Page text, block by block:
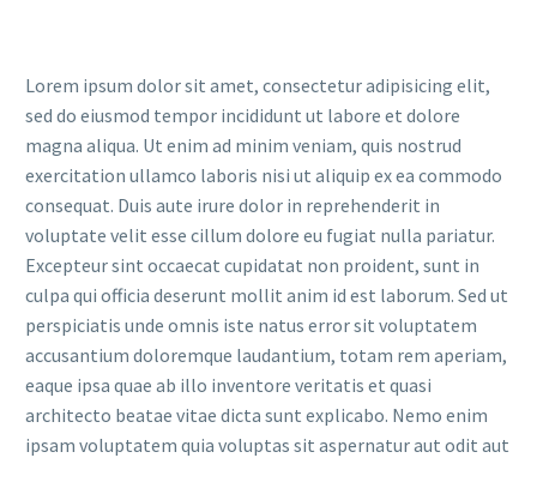
Lorem ipsum dolor sit amet, consectetur adipisicing elit,
sed do eiusmod tempor incididunt ut labore et dolore
magna aliqua. Ut enim ad minim veniam, quis nostrud
exercitation ullamco laboris nisi ut aliquip ex ea commodo
consequat. Duis aute irure dolor in reprehenderit in
voluptate velit esse cillum dolore eu fugiat nulla pariatur.
Excepteur sint occaecat cupidatat non proident, sunt in
culpa qui officia deserunt mollit anim id est laborum. Sed ut
perspiciatis unde omnis iste natus error sit voluptatem
accusantium doloremque laudantium, totam rem aperiam,
eaque ipsa quae ab illo inventore veritatis et quasi
architecto beatae vitae dicta sunt explicabo. Nemo enim
ipsam voluptatem quia voluptas sit aspernatur aut odit aut